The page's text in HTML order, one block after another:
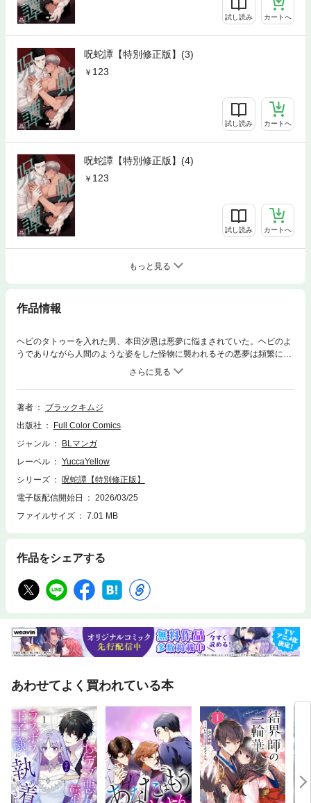
試し読み カートへ
呪蛇譚【特別修正版】(3)
123
試し読み カートへ
呪蛇譚【特別修正版】(4)
123
試し読み カートへ
もっと見る
作品情報
ヘビのタトゥーを入れた男、本田汐恩は悪夢に悩まされていた。ヘビのよ
うでありながら人間のような姿をした怪物に襲われるその悪夢は頻繁に現
れ、汐恩は次第に疲れ果てていった。疲れ切った汐恩は、ある日、無意識
に赤信号を渡ろうとしてしまう。車に轢かれそうになったその時、突然、
一人の男が現れ、汐恩の手を引いて危険から救った。その男は汐恩に「色
魔に取り憑かれている」と告げ、異変が起きたら自分を頼れと言った。男
ちらは同一タイトルの規制表現をゆるくした特別修正タイトルです。重複
購入にご注意ください。
著者
ブラックキムジ
出版社
Full Color Comics
ジャンル
BLマンガ
レーベル
YuccaYellow
シリーズ
呪蛇譚【特別修正版】
電子版配信開始日
2026/03/25
ファイルサイズ
7.01 MB
作品をシェアする
あわせてよく買われている本